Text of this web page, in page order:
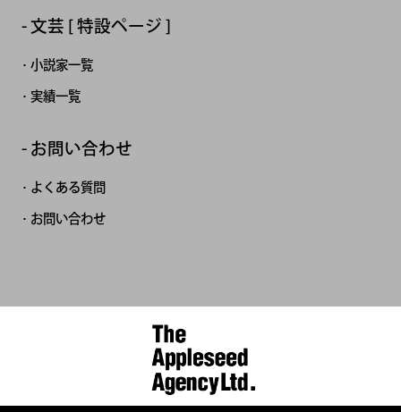
文芸 [ 特設ページ ]
小説家一覧
実績一覧
お問い合わせ
よくある質問
お問い合わせ